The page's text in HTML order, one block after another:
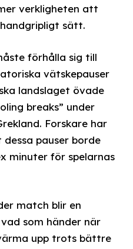
verkligheten att
sätt.
förhålla sig till
vätskepauser
landslaget övade
breaks” under
Forskare har
pauser borde
minuter för spelarnas
match blir en
som händer när
upp trots bättre